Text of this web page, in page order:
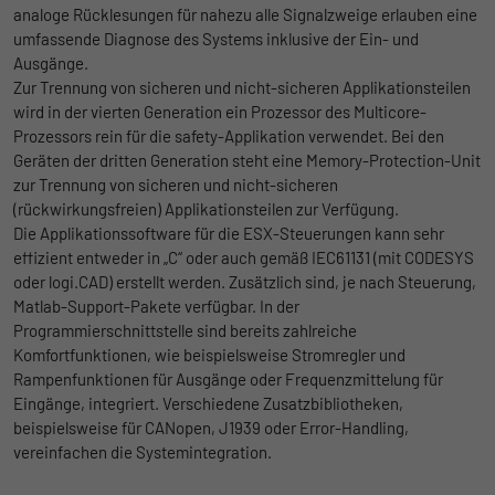
analoge Rücklesungen für nahezu alle Signalzweige erlauben eine
umfassende Diagnose des Systems inklusive der Ein- und
Ausgänge.
Zur Trennung von sicheren und nicht-sicheren Applikationsteilen
wird in der vierten Generation ein Prozessor des Multicore-
Prozessors rein für die safety-Applikation verwendet. Bei den
Geräten der dritten Generation steht eine Memory-Protection-Unit
zur Trennung von sicheren und nicht-sicheren
(rückwirkungsfreien) Applikationsteilen zur Verfügung.
Die Applikationssoftware für die ESX-Steuerungen kann sehr
effizient entweder in „C“ oder auch gemäß IEC61131 (mit CODESYS
oder logi.CAD) erstellt werden. Zusätzlich sind, je nach Steuerung,
Matlab-Support-Pakete verfügbar. In der
Programmierschnittstelle sind bereits zahlreiche
Komfortfunktionen, wie beispielsweise Stromregler und
Rampenfunktionen für Ausgänge oder Frequenzmittelung für
Eingänge, integriert. Verschiedene Zusatzbibliotheken,
beispielsweise für CANopen, J1939 oder Error-Handling,
vereinfachen die Systemintegration.
Registriert eine eindeutige ID, die
verwendet wird, um statistische Daten
zu generieren.
Name _gat
Anbieter Google
Laufzeit 1 Tag
Zweck
Google Analytics nimmt sich diesen Cookie
zur Hilfe, um die Anforderungsrate zu
drosseln und die Datenerfassung auf
Websites mit hohem Datenverkehr zu
begrenzen.
Ohne diese Einbindung können die Jobangebote nicht
dargestellt werden.
Name
Anbieter Empfehlungsbund
Laufzeit 1 Jahr
Zweck
Wird von Empfehlungsbund.de gesetzt, um
die Session des Besuchers für Bewerbungs-
und Empfehlungsfunktionen zu speichern.
LinkedIn/Marketing
Das LinkedIn Insight Tag wird verwendet, um Besuche und
Aktionen auf unserer Website nachzuverfolgen. Die Daten
helfen uns, die Wirksamkeit von Werbekampagnen zu messen
und interessenbasierte Werbung auf LinkedIn anzuzeigen.
Name li_gc
Anbieter LinkedIn
Laufzeit 6 Monate
Zweck
Speichert die Zustimmung der Besucher zur
Verwendung von Cookies für nicht
Cookie-Informationen anzeigen